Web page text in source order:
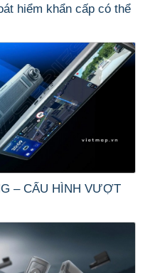
hiểm khẩn cấp có thể
– CẤU HÌNH VƯỢT